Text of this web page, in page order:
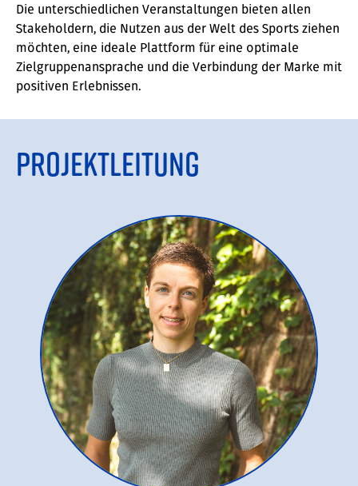
Die unterschiedlichen Veranstaltungen bieten allen
Stakeholdern, die Nutzen aus der Welt des Sports ziehen
möchten, eine ideale Plattform für eine optimale
Zielgruppenansprache und die Verbindung der Marke mit
positiven Erlebnissen.
Projektleitung